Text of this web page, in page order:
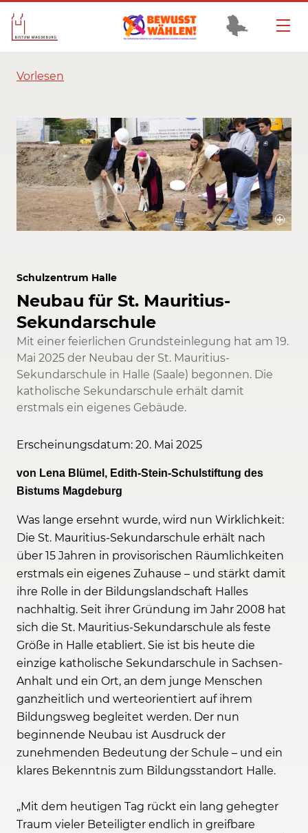
Vorlesen
Schulzentrum Halle
Neubau für St. Mauritius-
Sekundarschule
Mit einer feierlichen Grundsteinlegung hat am 19.
Mai 2025 der Neubau der St. Mauritius-
Sekundarschule in Halle (Saale) begonnen. Die
katholische Sekundarschule erhält damit
erstmals ein eigenes Gebäude.
Erscheinungsdatum: 20. Mai 2025
von Lena Blümel, Edith-Stein-Schulstiftung des
Bistums Magdeburg
Was lange ersehnt wurde, wird nun Wirklichkeit:
Die St. Mauritius-Sekundarschule erhält nach
über 15 Jahren in provisorischen Räumlichkeiten
erstmals ein eigenes Zuhause – und stärkt damit
ihre Rolle in der Bildungslandschaft Halles
nachhaltig. Seit ihrer Gründung im Jahr 2008 hat
sich die St. Mauritius-Sekundarschule als feste
Größe in Halle etabliert. Sie ist bis heute die
einzige katholische Sekundarschule in Sachsen-
Anhalt und ein Ort, an dem junge Menschen
ganzheitlich und werteorientiert auf ihrem
Bildungsweg begleitet werden. Der nun
beginnende Neubau ist Ausdruck der
zunehmenden Bedeutung der Schule – und ein
klares Bekenntnis zum Bildungsstandort Halle.
„Mit dem heutigen Tag rückt ein lang gehegter
Traum vieler Beteiligter endlich in greifbare